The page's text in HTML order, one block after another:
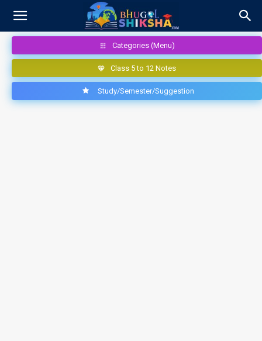
Categories (Menu)
Class 5 to 12 Notes
Study/Semester/Suggestion